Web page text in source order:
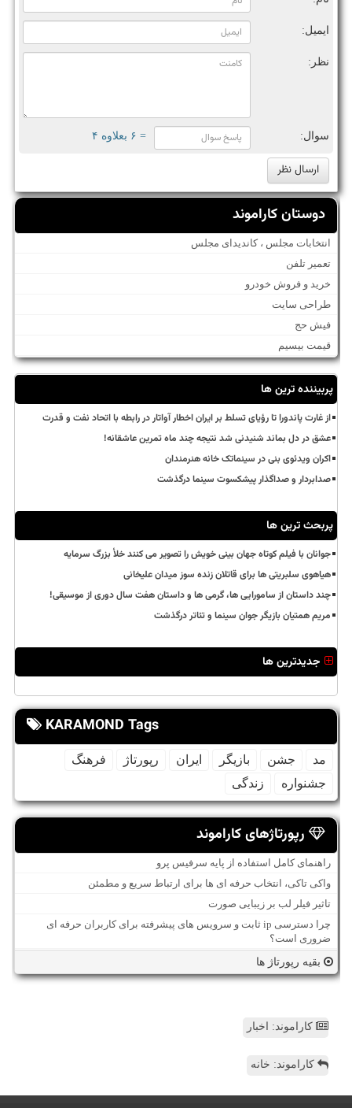
ایمیل:
نظر:
سوال: = ۶ بعلاوه ۴
دوستان کاراموند
انتخابات مجلس ، کاندیدای مجلس
تعمیر تلفن
خرید و فروش خودرو
طراحی سایت
فیش حج
قیمت بیسیم
پربیننده ترین ها
از غارت پاندورا تا رؤیای تسلط بر ایران اخطار آواتار در رابطه با اتحاد نفت و قدرت
عشق در دل بماند شنیدنی شد نتیجه چند ماه تمرین عاشقانه!
اکران ویدئوی بنی در سینماتک خانه هنرمندان
صدابردار و صداگذار پیشکسوت سینما درگذشت
پربحث ترین ها
جوانان با فیلم کوتاه جهان بینی خویش را تصویر می کنند خلأ بزرگ سرمایه
هیاهوی سلبریتی ها برای قاتلان زنده سوز میدان علیخانی
چند داستان از سامورایی ها، گرمی ها و داستان هفت سال دوری از موسیقی!
مریم همتیان بازیگر جوان سینما و تئاتر درگذشت
جدیدترین ها
KARAMOND Tags
مد جشن بازیگر ایران رپورتاژ
فرهنگ
جشنواره
زندگی
رپورتاژهای کاراموند
راهنمای کامل استفاده از پایه سرفیس پرو
واکی تاکی، انتخاب حرفه ای ها برای ارتباط سریع و مطمئن
تاثیر فیلر لب بر زیبایی صورت
چرا دسترسی ip ثابت و سرویس های پیشرفته برای کاربران حرفه ای
ضروری است؟
بقیه رپورتاژ ها
کاراموند: اخبار
کاراموند: خانه